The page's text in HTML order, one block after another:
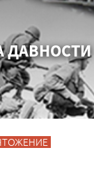
ДАВНОСТИ